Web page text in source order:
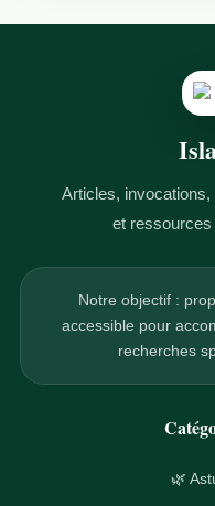
Articles,
et
Notre objectif :
accessible pour
recherches
🌿